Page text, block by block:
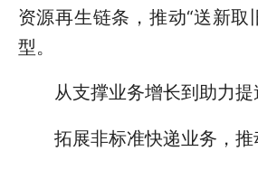
资源再生链条，推动“送新取
型。
从支撑业务增长到助力提
拓展非标准快递业务，推